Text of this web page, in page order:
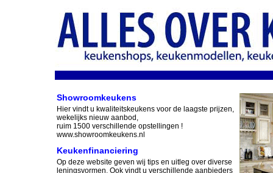
Showroomkeukens
Hier vindt u kwaliteitskeukens voor de laagste prijzen,
wekelijks nieuw aanbod,
ruim 1500 verschillende opstellingen !
www.showroomkeukens.nl
Keukenfinanciering
Op deze website geven wij tips en uitleg over diverse
leningsvormen. Ook vindt u verschillende aanbieders